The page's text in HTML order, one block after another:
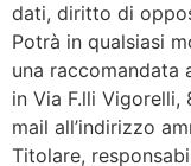
dati, diritto di
Potrà in qualsiasi
una raccomandata
in Via F.lli Vigorelli,
mail all’indirizzo
Titolare,